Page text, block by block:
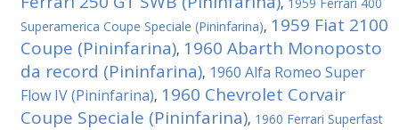
Superamerica Coupe Speciale (Pininfarina), 1959 Fiat 2100
Coupe (Pininfarina), 1960 Abarth Monoposto
da record (Pininfarina), 1960 Alfa Romeo Super
Flow IV (Pininfarina), 1960 Chevrolet Corvair
Coupe Speciale (Pininfarina), 1960 Ferrari Superfast